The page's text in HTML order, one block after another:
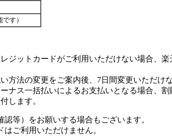
です）
ジットカードがご利用いただけない場合、
方法の変更をご案内後、7日間変更いただけ
ナス一括払いによるお支払いとなる場合、
します。
等）をお願いする場合もございます。
ご利用いただけません。